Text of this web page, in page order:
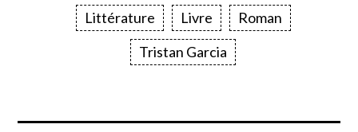
Littérature
Livre
Roman
Tristan Garcia